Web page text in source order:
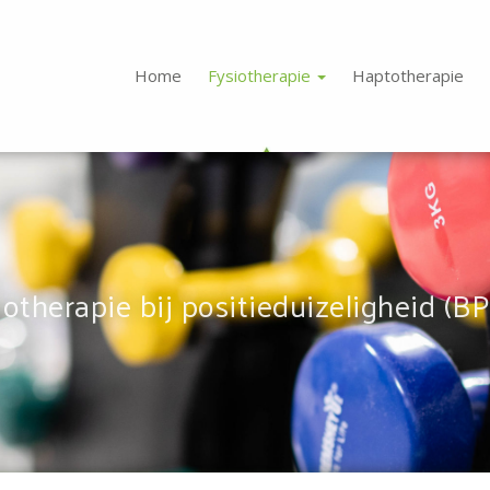
Home Fysiotherapie Haptotherapie
bij positieduizeligheid